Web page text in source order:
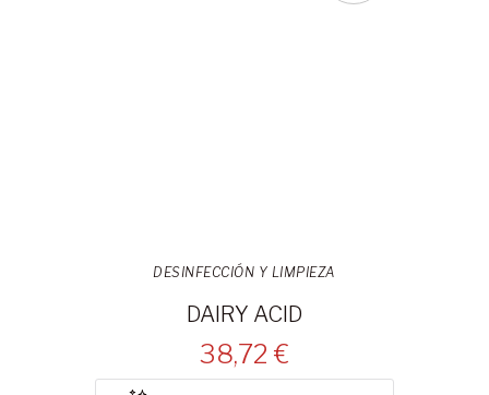
DESINFECCIÓN Y LIMPIEZA
DAIRY ACID
38,72 €